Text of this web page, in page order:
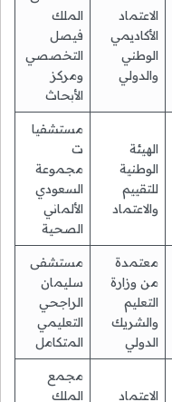
الاعتماد
الأكاديمي
الوطني
والدولي
الملك
فيصل
التخصصي
ومركز
الأبحاث
الهيئة
الوطنية
للتقييم
والاعتماد
مستشفيا
ت
مجموعة
السعودي
الألماني
الصحية
معتمدة
من وزارة
التعليم
والشريك
الدولي
مستشفى
سليمان
الراجحي
التعليمي
المتكامل
الاعتماد
مجمع
الملك